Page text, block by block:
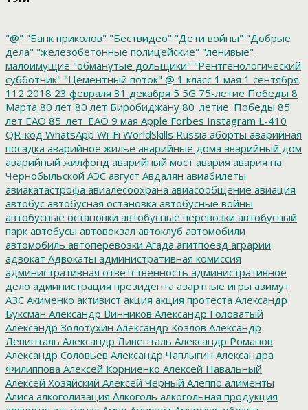
"@" "Банк приколов" "Бествидео" "Дети войны" "Добрые
дела" "железобетонные полицейские" "ленивые"
малоимущие "обманутые дольщики" "Рентгенологический
субботник" "Цементный поток" @ 1 класс 1 мая 1 сентября
112 2018 23 февраля 31 декабря 5 5G 75-летие Победы 8
Марта 80 лет 80 лет Биробиджану 80_летие_Победы 85
лет ЕАО 85_лет_ЕАО 9 мая Apple Forbes Instagram L-410
QR-код WhatsApp Wi-Fi WorldSkills Russia аборты аварийная
посадка аварийное жилье аварийные дома аварийный дом
аварийный жилфонд аварийный мост авария авария на
Чернобыльской АЭС август Авдалян авиабилеты
авиакатастрофа авиалесоохрана авиасообщение авиация
автобус автобусная остановка автобусные войны
автобусные остановки автобусные перевозки автобусный
парк автобусы автовокзал автоклуб автомобили
автомобиль автоперевозки Агада агитпоезд аграрии
адвокат Адвокаты административная комиссия
административная ответственность административное
дело администрация президента азартные игры азимут
АЗС Акименко активист акция акция протеста Александр
Буксман Александр Винников Александр Головатый
Александр Золотухин Александр Козлов Александр
Левинталь Александр Ливенталь Александр Романов
Александр Соловьев Александр Чаплыгин Александра
Филиппова Алексей Корниенко Алексей Навальный
Алексей Хозяйский Алексей Черный Алеппо алименты
Алиса алкоголизация Алкоголь алкогольная продукция